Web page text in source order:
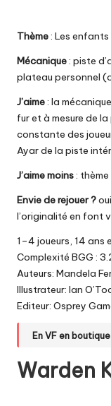
Thème: Les enfants
Mécanique: piste
plateau personnel
J’aime: la
fur et à mesure de
constante des
Ayar de la piste
J’aime moins:
Envie de rejouer ?
l’originalité en font
1–4 joueurs, 14 ans
Complexité BGG :
Auteurs: Mandela
Illustrateur: Ian
Editeur: Osprey
En VF en
Warden